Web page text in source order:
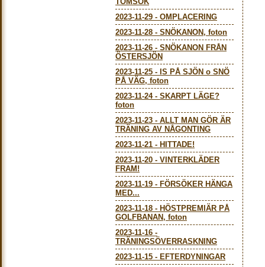
2023-11-29 - OMPLACERING
2023-11-28 - SNÖKANON, foton
2023-11-26 - SNÖKANON FRÅN
ÖSTERSJÖN
2023-11-25 - IS PÅ SJÖN o SNÖ
PÅ VÄG, foton
2023-11-24- SKARPT LÄGE?
foton
2023-11-23 - ALLT MAN GÖR ÄR
TRÄNING AV NÅGONTING
2023-11-21 - HITTADE!
2023-11-20 - VINTERKLÄDER
FRAM!
2023-11-19 - FÖRSÖKER HÄNGA
MED...
2023-11-18 - HÖSTPREMIÄR PÅ
GOLFBANAN, foton
2023-11-16 -
TRÄNINGSÖVERRASKNING
2023-11-15 - EFTERDYNINGAR